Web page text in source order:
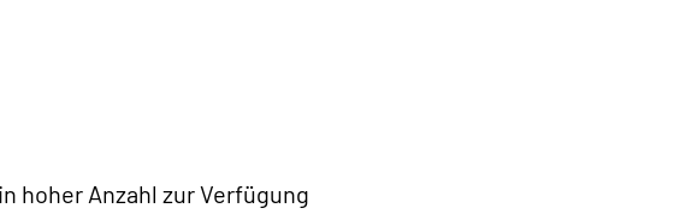
hoher Anzahl zur Verfügung